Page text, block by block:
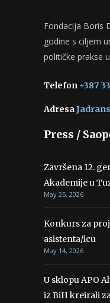
Fondacija Boris
godine s ciljem
političke prakse
Telefon +387
Adresa
Press /
Završena 12.
Akademije u
May 25, 2026
Konkurs za
asistenta/icu
May 14, 2026
U sklopu APO
iz BiH kreirali